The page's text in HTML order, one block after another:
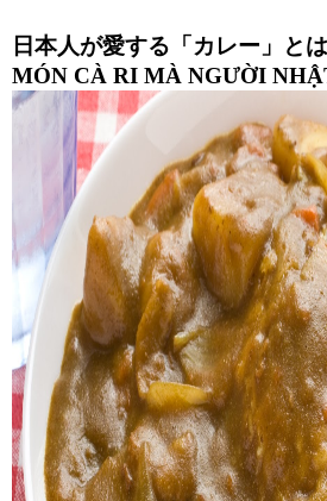
日本人が愛する「カレー」とは
MÓN CÀ RI MÀ NGƯỜI